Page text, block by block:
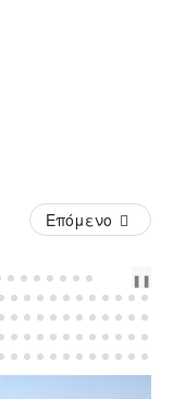
Επόμενο
PREVNEXT
❚❚